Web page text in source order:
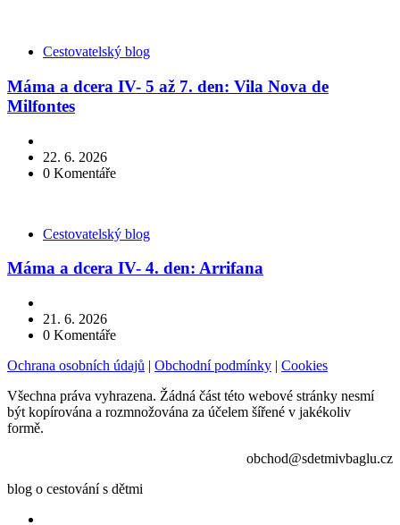
KategorieCestovatelský blog
Máma a dcera IV- 5 až 7. den: Vila Nova de
Milfontes
22. 6. 2026
0 Komentáře
KategorieCestovatelský blog
Máma a dcera IV- 4. den: Arrifana
21. 6. 2026
0 Komentáře
Ochrana osobních údajů | Obchodní podmínky | Cookies
Všechna práva vyhrazena. Žádná část této webové stránky nesmí
být kopírována a rozmnožována za účelem šířené v jakékoliv
formě.
obchod@sdetmivbaglu.cz
blog o cestování s dětmi